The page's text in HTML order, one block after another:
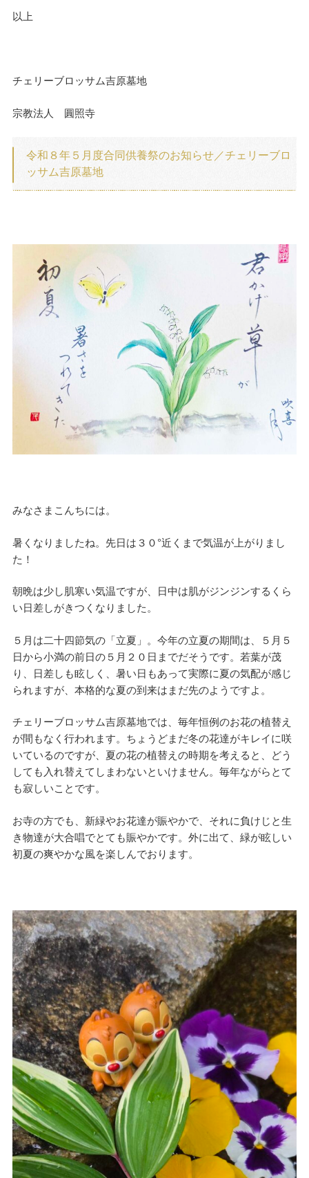
以上
チェリーブロッサム吉原墓地
宗教法人 圓照寺
令和８年５月度合同供養祭のお知らせ／チェリーブロ
ッサム吉原墓地
みなさまこんちには。
暑くなりましたね。先日は３０°近くまで気温が上がりまし
た！
朝晩は少し肌寒い気温ですが、日中は肌がジンジンするくら
い日差しがきつくなりました。
５月は二十四節気の「立夏」。今年の立夏の期間は、５月５
日から小満の前日の５月２０日までだそうです。若葉が茂
り、日差しも眩しく、暑い日もあって実際に夏の気配が感じ
られますが、本格的な夏の到来はまだ先のようですよ。
チェリーブロッサム吉原墓地では、毎年恒例のお花の植替え
が間もなく行われます。ちょうどまだ冬の花達がキレイに咲
いているのですが、夏の花の植替えの時期を考えると、どう
しても入れ替えてしまわないといけません。毎年ながらとて
も寂しいことです。
お寺の方でも、新緑やお花達が賑やかで、それに負けじと生
き物達が大合唱でとても賑やかです。外に出て、緑が眩しい
初夏の爽やかな風を楽しんでおります。